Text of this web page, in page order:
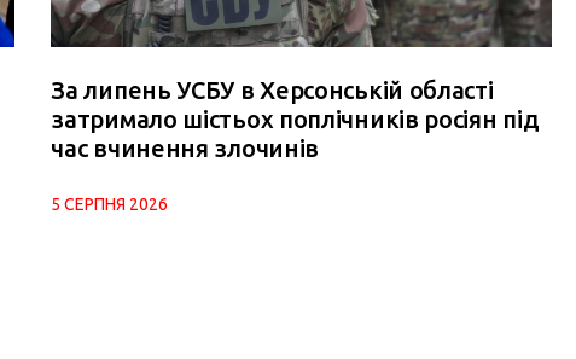
За липень УСБУ в Херсонській області
затримало шістьох поплічників росіян під
час вчинення злочинів
5 СЕРПНЯ 2026